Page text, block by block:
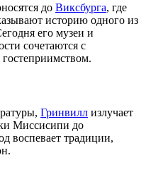
до Виксбурга, где
историю одного из
его музеи и
сочетаются с
Гринвилл излучает
Миссисипи до
воспевает традиции,